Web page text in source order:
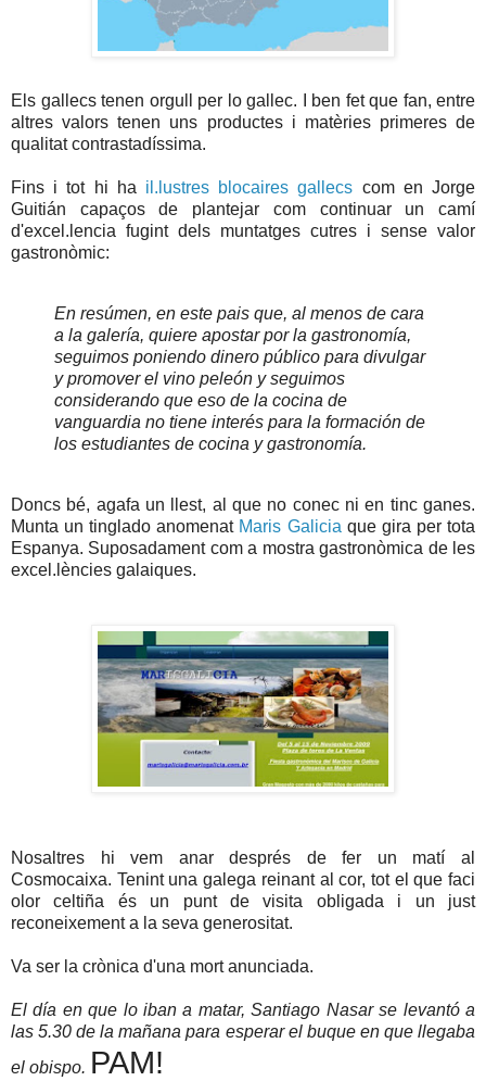
Els gallecs tenen orgull per lo gallec. I ben fet que fan, entre
altres valors tenen uns productes i matèries primeres de
qualitat contrastadíssima.
Fins i tot hi ha il.lustres blocaires gallecs com en Jorge
Guitián capaços de plantejar com continuar un camí
d'excel.lencia fugint dels muntatges cutres i sense valor
gastronòmic:
En resúmen, en este pais que, al menos de cara
a la galería, quiere apostar por la gastronomía,
seguimos poniendo dinero público para divulgar
y promover el vino peleón y seguimos
considerando que eso de la cocina de
vanguardia no tiene interés para la formación de
los estudiantes de cocina y gastronomía.
Doncs bé, agafa un llest, al que no conec ni en tinc ganes.
Munta un tinglado anomenat Maris Galicia que gira per tota
Espanya. Suposadament com a mostra gastronòmica de les
excel.lències galaiques.
Nosaltres hi vem anar després de fer un matí al
Cosmocaixa. Tenint una galega reinant al cor, tot el que faci
olor celtiña és un punt de visita obligada i un just
reconeixement a la seva generositat.
Va ser la crònica d'una mort anunciada.
El día en que lo iban a matar, Santiago Nasar se levantó a
las 5.30 de la mañana para esperar el buque en que llegaba
el obispo. PAM!